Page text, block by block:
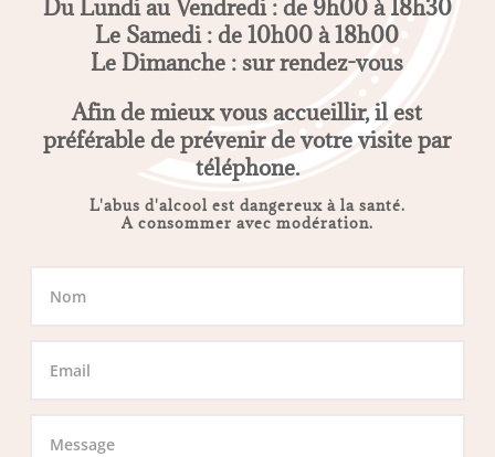
Du Lundi au Vendredi : de 9h00 à 18h30
Le Samedi : de 10h00 à 18h00
Le Dimanche : sur rendez-vous
Afin de mieux vous accueillir, il est
préférable de prévenir de votre visite par
téléphone.
L'abus d'alcool est dangereux à la santé.
A consommer avec modération.